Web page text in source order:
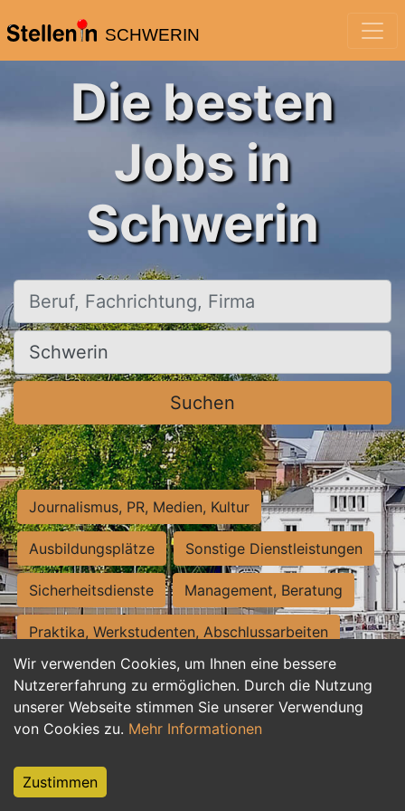
SCHWERIN
Wir verwenden Cookies, um Ihnen eine bessere
Nutzererfahrung zu ermöglichen. Durch die Nutzung
unserer Webseite stimmen Sie unserer Verwendung
von Cookies zu. Mehr Informationen
Zustimmen
Die besten
Jobs in
Schwerin
Beruf, Fachrichtung, Firma
Ort, Stadt
Suchen
Journalismus, PR, Medien, Kultur
Ausbildungsplätze Sonstige Dienstleistungen
Sicherheitsdienste Management, Beratung
Praktika, Werkstudenten, Abschlussarbeiten
Personalwesen Assistenz, Sekretariat
Hilfskräfte, Aushilfs- und Nebenjobs
Weiterbildung, Studium, duale Ausbildung